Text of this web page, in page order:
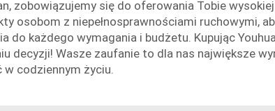
zobowiązujemy się do oferowania Tobie
osobom z niepełnosprawnościami ruchowymi,
do każdego wymagania i budżetu. Kupując
decyzji! Wasze zaufanie to dla nas największe
w codziennym życiu.